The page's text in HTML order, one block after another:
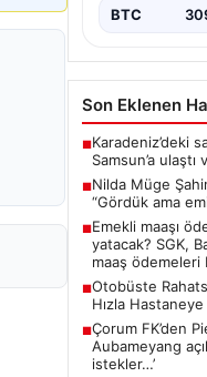
BTC
Son Eklenen
■Karadeniz’deki
Samsun’a
■Nilda Müge
“Gördük ama
■Emekli maaşı
yatacak? SGK,
maaş ödemeleri
■Otobüste
Hızla
■Çorum FK’den
Aubameyang
istekler…’